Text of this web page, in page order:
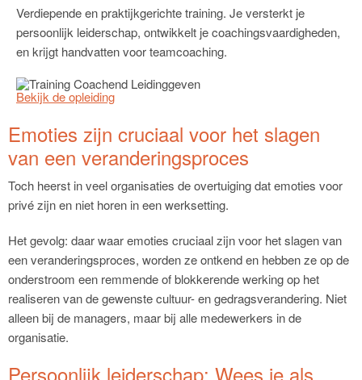
Verdiepende en praktijkgerichte training. Je versterkt je
persoonlijk leiderschap, ontwikkelt je coachingsvaardigheden,
en krijgt handvatten voor teamcoaching.
Bekijk de opleiding
Emoties zijn cruciaal voor het slagen
van een veranderingsproces
Toch heerst in veel organisaties de overtuiging dat emoties voor
privé zijn en niet horen in een werksetting.
Het gevolg: daar waar emoties cruciaal zijn voor het slagen van
een veranderingsproces, worden ze ontkend en hebben ze op de
onderstroom een remmende of blokkerende werking op het
realiseren van de gewenste cultuur- en gedragsverandering. Niet
alleen bij de managers, maar bij alle medewerkers in de
organisatie.
Persoonlijk leiderschap: Wees je als